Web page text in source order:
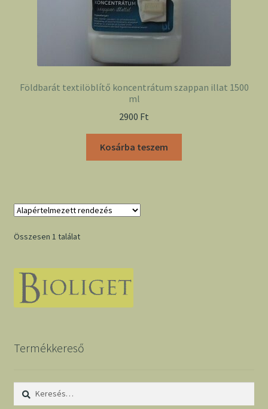
Földbarát textilöblítő koncentrátum szappan illat 1500
ml
2900 Ft
Kosárba teszem
Összesen 1 találat
Termékkereső
Keresés: